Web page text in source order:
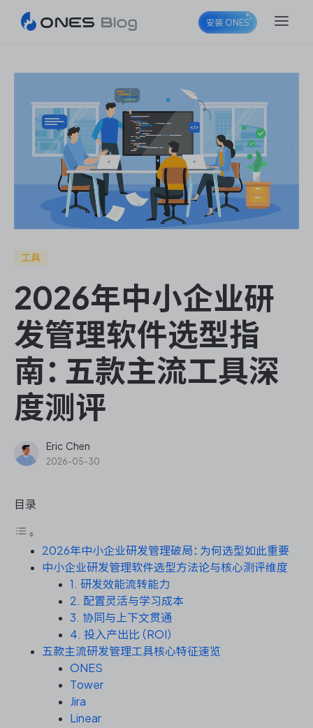
ONES Project
ONES Wiki
ONES Desk
ONES Assistant
敏捷研发管理
企业知识库管理
研发效能管理
资源和工时管理
服务台和工单管理
IPD 研发管理
安装 ONES
工具
2026年中小企业研
发管理软件选型指
南：五款主流工具深
度测评
Eric Chen
2026-05-30
目录
2026年中小企业研发管理破局：为何选型如此重要
中小企业研发管理软件选型方法论与核心测评维度
1. 研发效能流转能力
2. 配置灵活与学习成本
3. 协同与上下文贯通
4. 投入产出比（ROI）
五款主流研发管理工具核心特征速览
ONES
Tower
Jira
Linear